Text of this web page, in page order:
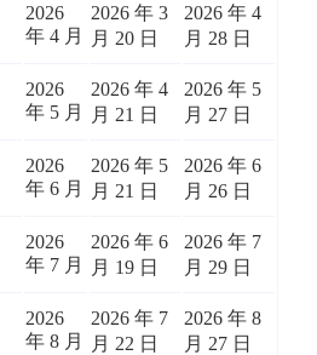
2026
年 4 月
2026 年 3
月 20 日
2026 年 4
月 28 日
2026
年 5 月
2026 年 4
月 21 日
2026 年 5
月 27 日
2026
年 6 月
2026 年 5
月 21 日
2026 年 6
月 26 日
2026
年 7 月
2026 年 6
月 19 日
2026 年 7
月 29 日
2026
年 8 月
2026 年 7
月 22 日
2026 年 8
月 27 日